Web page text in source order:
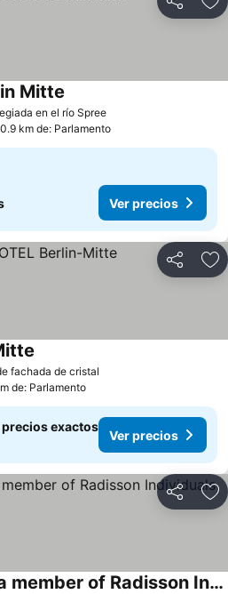
Compartir
en el río Spree
Mitte
km de: Parlamento
Ver precios
Compartir
fachada de cristal
de: Parlamento
exactos
Ver precios
Compartir
Hotel Berlin, Berlin, a member of Radisson Individuals